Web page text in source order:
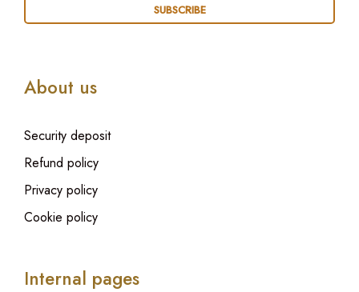
About us
Security deposit
Refund policy
Privacy policy
Cookie policy
Internal pages